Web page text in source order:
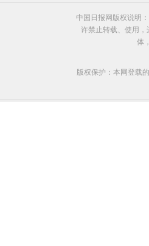
中国日报网版权说明
许禁止转载、使用
体
版权保护：本网登载